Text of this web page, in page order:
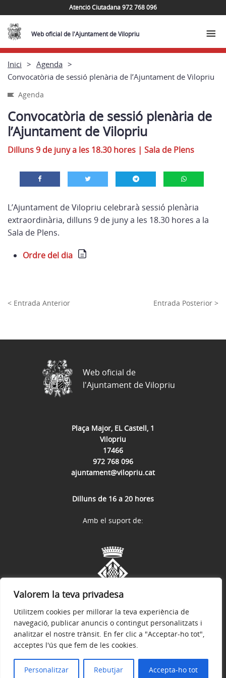
Valorem la teva privadesa
Utilitzem cookies per millorar la teva experiència de
navegació, publicar anuncis o contingut personalitzats i
analitzar el nostre trànsit. En fer clic a "Acceptar-ho tot",
acceptes l'ús que fem de les cookies.
Personalitzar Rebutjar Accepta-ho tot
Atenció Ciutadana 972 768 096
Web oficial de l'Ajuntament de Vilopriu
Inici
Agenda
Convocatòria de sessió plenària de l’Ajuntament de Vilopriu
Agenda
Convocatòria de sessió plenària de
l’Ajuntament de Vilopriu
Dilluns 9 de juny a les 18.30 hores | Sala de Plens
L’Ajuntament de Vilopriu celebrarà sessió plenària
extraordinària, dilluns 9 de juny a les 18.30 hores a la
Sala de Plens.
Ordre del dia
< Entrada Anterior Entrada Posterior >
Plaça Major, EL Castell, 1
Vilopriu
17466
972 768 096
ajuntament@vilopriu.cat
Dilluns de 16 a 20 hores
Web oficial de
l'Ajuntament de Vilopriu
Avís legal Política de privacitat
© 2026
Amb el suport de: